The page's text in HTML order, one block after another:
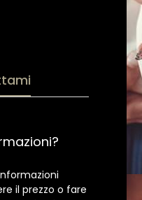
il prezzo o fare